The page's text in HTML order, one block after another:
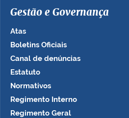
Gestão e Governança
Atas
Boletins Oficiais
Canal de denúncias
Estatuto
Normativos
Regimento Interno
Regimento Geral